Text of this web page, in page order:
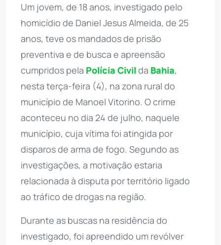
Um jovem, de 18 anos, investigado pelo
homicídio de Daniel Jesus Almeida, de 25
anos, teve os mandados de prisão
preventiva e de busca e apreensão
cumpridos pela Polícia Civil da Bahia,
nesta terça-feira (4), na zona rural do
município de Manoel Vitorino. O crime
aconteceu no dia 24 de julho, naquele
município, cuja vítima foi atingida por
disparos de arma de fogo. Segundo as
investigações, a motivação estaria
relacionada à disputa por território ligado
ao tráfico de drogas na região.
Durante as buscas na residência do
investigado, foi apreendido um revólver